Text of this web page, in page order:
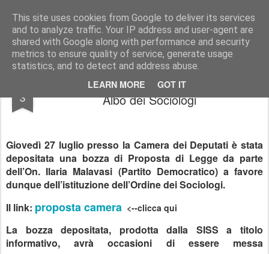
This site uses cookies from Google to deliver its services
and to analyze traffic. Your IP address and user-agent are
shared with Google along with performance and security
metrics to ensure quality of service, generate usage
statistics, and to detect and address abuse.
LEARN MORE GOT IT
SoIS - Società Italiana di Sociologia
Pages
3
Proposta di legge ordinaria per istituzione
Albo dei Sociologi
Giovedì 27 luglio presso la Camera dei Deputati è stata
depositata una bozza di Proposta di Legge da parte
dell’On. Ilaria Malavasi (Partito Democratico) a favore
dunque dell’istituzione dell’Ordine dei Sociologi.
Il link: proposta camera <--clicca qui
La bozza depositata, prodotta dalla SISS a titolo
informativo, avrà occasioni di essere messa